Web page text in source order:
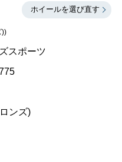
ホイールを選び直す
))
スポーツ
ンズ)